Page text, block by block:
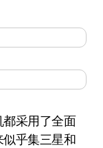
采用了全面
乎集三星和